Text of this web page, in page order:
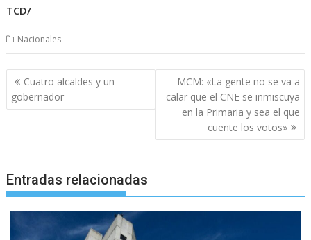
TCD/
Nacionales
Navegación
de
entradas
Cuatro alcaldes y un
gobernador
MCM: «La gente no se va a
calar que el CNE se inmiscuya
en la Primaria y sea el que
cuente los votos»
Entradas relacionadas